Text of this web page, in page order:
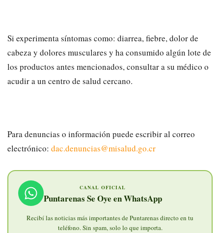
Si experimenta síntomas como: diarrea, fiebre, dolor de
cabeza y dolores musculares y ha consumido algún lote de
los productos antes mencionados, consultar a su médico o
acudir a un centro de salud cercano.
Para denuncias o información puede escribir al correo
electrónico: dac.denuncias@misalud.go.cr
CANAL OFICIAL
Puntarenas Se Oye en WhatsApp
Recibí las noticias más importantes de Puntarenas directo en tu
teléfono. Sin spam, solo lo que importa.